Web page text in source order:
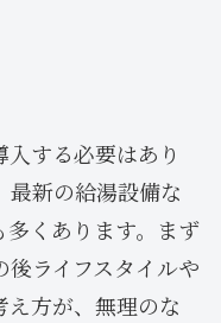
する必要はあり
最新の給湯設備な
多くあります。まず
ライフスタイルや
方が、無理のな